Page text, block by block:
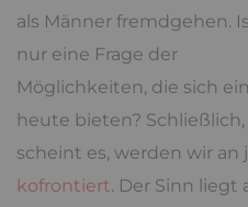
als Männer fremdgehen.
nur eine Frage der
Möglichkeiten, die sich
heute bieten? Schließlich,
scheint es, werden wir an
kofrontiert. Der Sinn liegt